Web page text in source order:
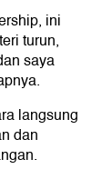
ini
turun,
saya
langsung
dan